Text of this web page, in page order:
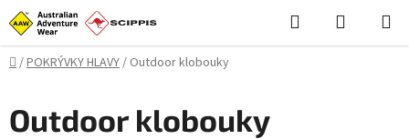
Přejít
na
obsah
Hledat
KOŠÍK
Domů
/POKRÝVKY HLAVY/ Outdoor klobouky
Outdoor klobouky